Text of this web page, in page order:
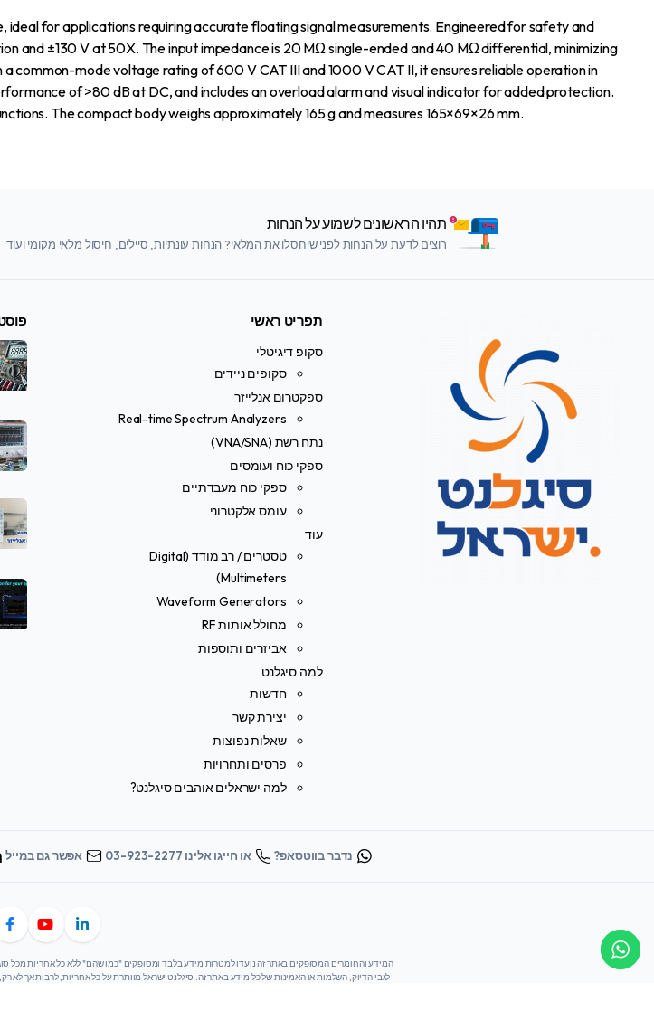
for applications requiring accurate floating signal measurements. Engineered for safety and
and ±130 V at 50X. The input impedance is 20 MΩ single-ended and 40 MΩ differential, minimizing
common-mode voltage rating of 600 V CAT III and 1000 V CAT II, it ensures reliable operation in
of >80 dB at DC, and includes an overload alarm and visual indicator for added protection.
The compact body weighs approximately 165 g and measures 165×69×26 mm.
תהיו הראשונים לשמוע על הנחות
רוצים לדעת על הנחות לפני שיחסלו את המלאי? הנחות עונתיות, סיילים, חיסול מלאי מקומי ועוד.
תפריט ראשי
סקופ דיגיטלי
סקופים ניידים
ספקטרום אנלייזר
Real-time Spectrum Analyzers
נתח רשת (VNA/SNA)
ספקי כוח ועומסים
ספקי כוח מעבדתיים
עומס אלקטרוני
עוד
טסטרים / רב מודד (Digital
Multimeters)
Waveform Generators
מחולל אותות RF
אביזרים ותוספות
למה סיגלנט
חדשות
יצירת קשר
שאלות נפוצות
פרסים ותחרויות
למה ישראלים אוהבים סיגלנט?
נדבר בווטסאפ? או חייגו אלינו 03-923-2277 אפשר גם במייל
לגבי הדיוק, השלמות או האמינות של כל מידע באתר זה. סיגלנט ישראל מוותרת על כל אחריות, לרבות אך